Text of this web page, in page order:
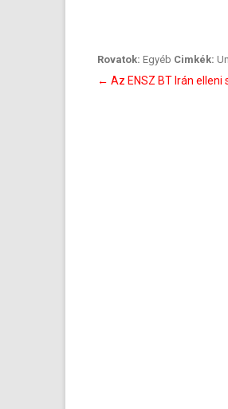
Rovatok: Egyéb Cimkék:
Bejegyzés
← Az ENSZ BT Irán